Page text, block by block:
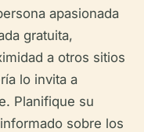
apasionada
gratuita,
a otros sitios
lo invita a
Planifique su
sobre los